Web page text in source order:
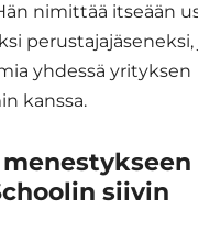
nimittää itseään
perustajajäseneksi,
yhdessä yrityksen
kanssa.
siivin